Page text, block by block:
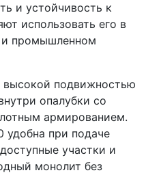
и устойчивость к
использовать его в
промышленном
подвижностью
опалубки со
армированием.
удобна при подаче
участки и
монолит без